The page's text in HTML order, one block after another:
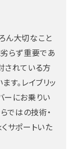
ん大切なこと
らず重要であ
されている方
す。レイブリッ
ーにお乗りい
ではの技術・
サポートいた